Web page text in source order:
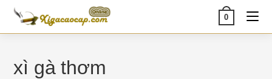
Skip
content
0
xì gà thơm